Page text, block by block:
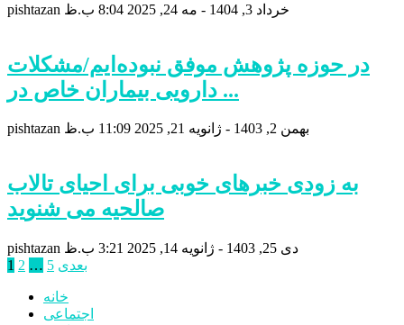
pishtazan خرداد 3, 1404 - مه 24, 2025 8:04 ب.ظ
در حوزه پژوهش موفق نبوده‌ایم/مشکلات
دارویی بیماران خاص در ...
pishtazan بهمن 2, 1403 - ژانویه 21, 2025 11:09 ب.ظ
به زودی خبرهای خوبی برای احیای تالاب
صالحیه می شنوید
pishtazan دی 25, 1403 - ژانویه 14, 2025 3:21 ب.ظ
صفحه‌بندی
نوشته‌ها
1 2 … 5 بعدی
خانه
اجتماعی